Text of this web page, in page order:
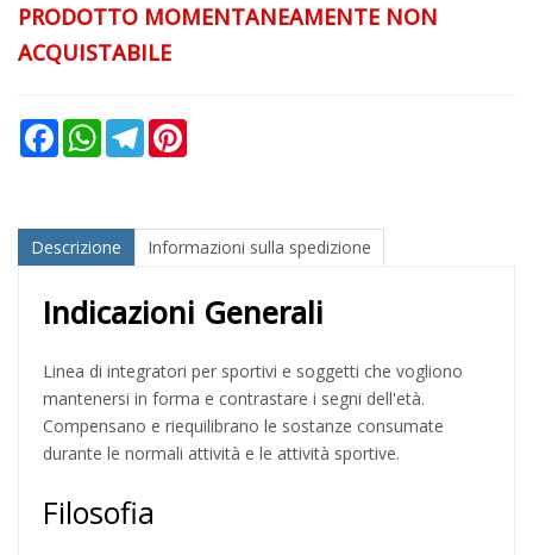
PRODOTTO MOMENTANEAMENTE NON
ACQUISTABILE
FacebookWhatsAppTelegram
Descrizione Informazioni sulla spedizione
Indicazioni Generali
Linea di integratori per sportivi e soggetti che vogliono
mantenersi in forma e contrastare i segni dell'età.
Compensano e riequilibrano le sostanze consumate
durante le normali attività e le attività sportive.
Filosofia